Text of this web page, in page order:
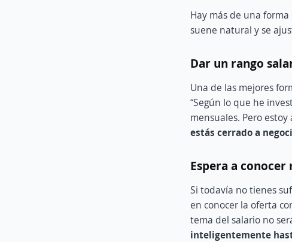
Hay más de una forma
suene natural y se
Dar un rango
Una de las mejores
“Según lo que he
mensuales. Pero
estás cerrado a
Espera a
Si todavía no tienes
en conocer la oferta
tema del salario no
inteligentemente